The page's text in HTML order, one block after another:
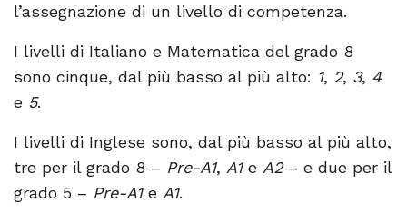
l’assegnazione di un livello di competenza.
I livelli di Italiano e Matematica del grado 8
sono cinque, dal più basso al più alto: 1, 2, 3, 4
e 5.
I livelli di Inglese sono, dal più basso al più alto,
tre per il grado 8 – Pre-A1, A1e A2– e due per il
grado 5 – Pre-A1e A1.